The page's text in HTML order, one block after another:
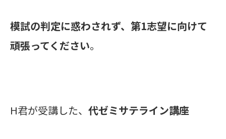
模試の判定に惑わされず、第1志望に向けて
頑張ってください。
H君が受講した、 代ゼミサテライン講座